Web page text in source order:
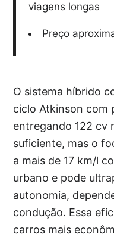
viagens longas
Preço
O sistema híbrido
ciclo Atkinson com
entregando 122 cv
suficiente, mas o
a mais de 17 km/l
urbano e pode
autonomia,
condução. Essa
carros mais